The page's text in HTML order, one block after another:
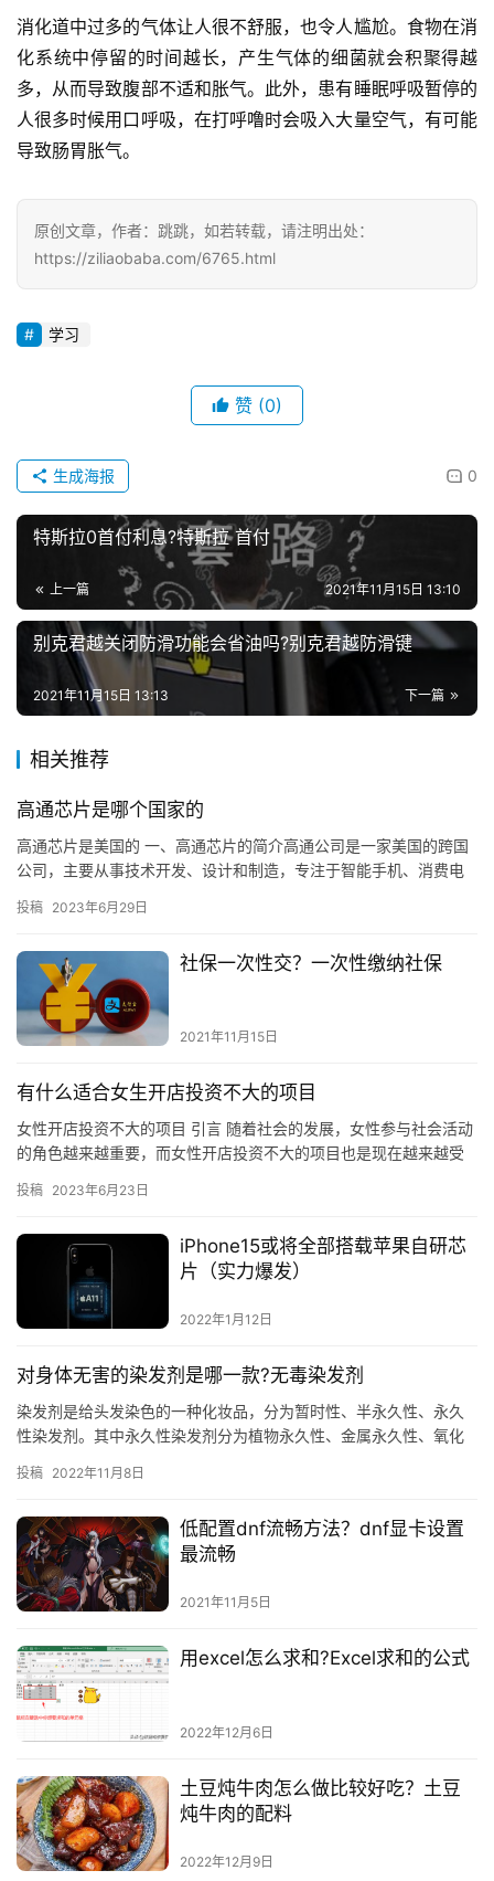
消化道中过多的气体让人很不舒服，也令人尴尬。食物在消
化系统中停留的时间越长，产生气体的细菌就会积聚得越
多，从而导致腹部不适和胀气。此外，患有睡眠呼吸暂停的
人很多时候用口呼吸，在打呼噜时会吸入大量空气，有可能
导致肠胃胀气。
原创文章，作者：跳跳，如若转载，请注明出处：
https://ziliaobaba.com/6765.html
学习
赞 (0)
0
生成海报
特斯拉0首付利息?特斯拉 首付
上一篇 2021年11月15日 13:10
别克君越关闭防滑功能会省油吗?别克君越防滑键
下一篇
2021年11月15日 13:13
相关推荐
高通芯片是哪个国家的
高通芯片是美国的 一、高通芯片的简介高通公司是一家美国的跨国
公司，主要从事技术开发、设计和制造，专注于智能手机、消费电
品，…
投稿 2023年6月29日
社保一次性交？一次性缴纳社保
2021年11月15日
有什么适合女生开店投资不大的项目
女性开店投资不大的项目 引言 随着社会的发展，女性参与社会活动
的角色越来越重要，而女性开店投资不大的项目也是现在越来越受
行…
投稿 2023年6月23日
iPhone15或将全部搭载苹果自研芯
片（实力爆发）
2022年1月12日
对身体无害的染发剂是哪一款?无毒染发剂
染发剂是给头发染色的一种化妆品，分为暂时性、半永久性、永久
性染发剂。其中永久性染发剂分为植物永久性、金属永久性、氧化
状 …
投稿 2022年11月8日
低配置dnf流畅方法？dnf显卡设置
最流畅
2021年11月5日
用excel怎么求和?Excel求和的公式
2022年12月6日
土豆炖牛肉怎么做比较好吃？土豆
炖牛肉的配料
2022年12月9日